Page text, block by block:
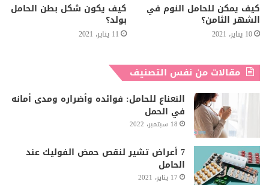
كيف يمكن للحامل النوم في
الشهر الثامن؟
10 يناير، 2021
كيف يكون شكل بطن الحامل
بولد؟
11 يناير، 2021
مقالات من نفس التصنيف
النعناع للحامل: فوائده وأضراره ومدى أمانه
في الحمل
18 سبتمبر، 2022
7 أعراض تشير لنقص حمض الفوليك عند
الحامل
17 يناير، 2021